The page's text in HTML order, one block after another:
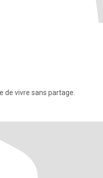
difficile après un grand amour, difficile de vivre sans partage.